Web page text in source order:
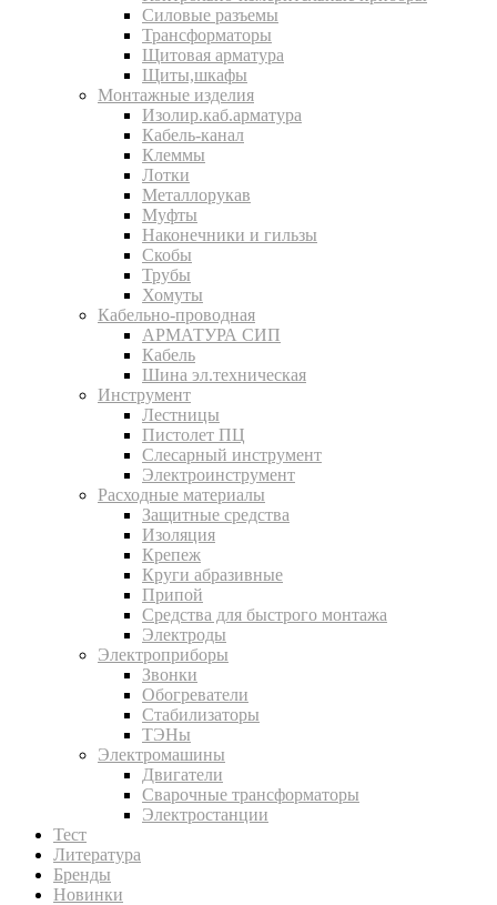
Силовые разъемы
Трансформаторы
Щитовая арматура
Щиты,шкафы
Монтажные изделия
Изолир.каб.арматура
Кабель-канал
Клеммы
Лотки
Металлорукав
Муфты
Наконечники и гильзы
Скобы
Трубы
Хомуты
Кабельно-проводная
АРМАТУРА СИП
Кабель
Шина эл.техническая
Инструмент
Лестницы
Пистолет ПЦ
Слесарный инструмент
Электроинструмент
Расходные материалы
Защитные средства
Изоляция
Крепеж
Круги абразивные
Припой
Средства для быстрого монтажа
Электроды
Электроприборы
Звонки
Обогреватели
Стабилизаторы
ТЭНы
Электромашины
Двигатели
Сварочные трансформаторы
Электростанции
Тест
Литература
Бренды
Новинки